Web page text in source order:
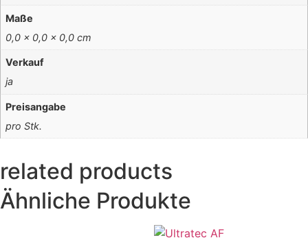
Maße
0,0 × 0,0 × 0,0 cm
Verkauf
ja
Preisangabe
pro Stk.
related products
Ähnliche Produkte